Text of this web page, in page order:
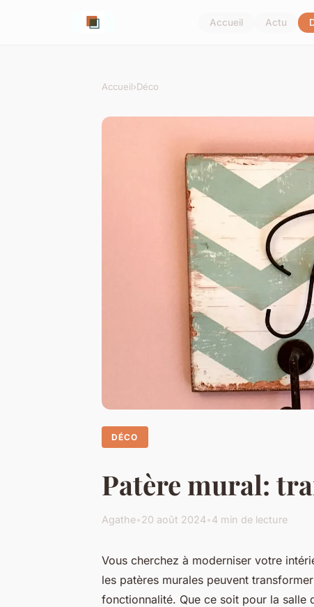
Accueil Actu
Accueil›Déco
DÉCO
Patère mural:
Agathe•20 août 2024•4 min de lecture
Vous cherchez à moderniser votre
les patères murales peuvent
fonctionnalité. Que ce soit pour la salle